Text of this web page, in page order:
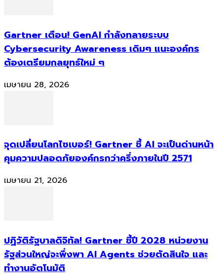
Gartner เตือน! GenAI กำลังทลายระบบ
Cybersecurity Awareness เดิมๆ แนะองค์กร
ต้องเตรียมกลยุทธ์ใหม่ ๆ
เมษายน 28, 2026
จุดเปลี่ยนโลกไซเบอร์! Gartner ชี้ AI จะเป็นด่านหน้า
คุมความปลอดภัยองค์กรกว่าครึ่งภายในปี 2571
เมษายน 21, 2026
ปฏิวัติรัฐบาลดิจิทัล! Gartner ชี้ปี 2028 หน่วยงาน
รัฐส่วนใหญ่จะพึ่งพา AI Agents ช่วยตัดสินใจ และ
ทำงานอัตโนมัติ